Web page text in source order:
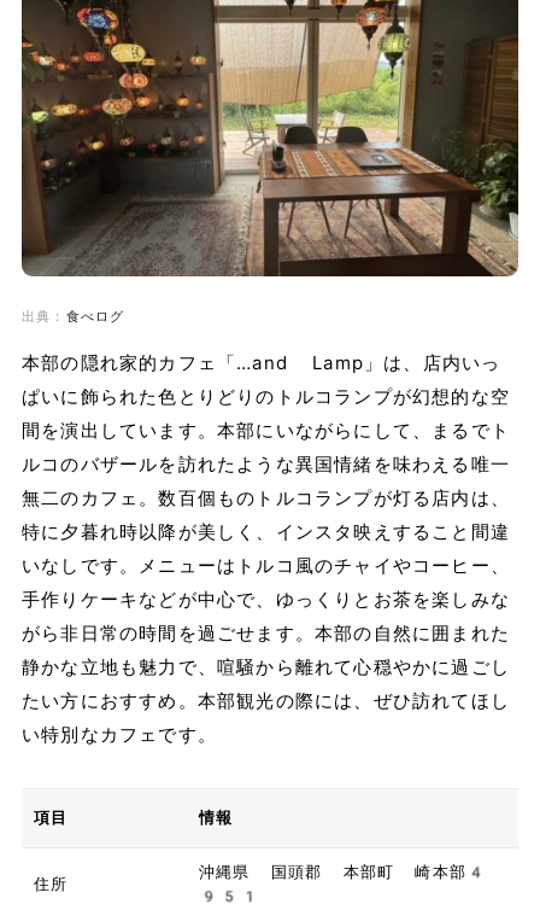
出典： 食べログ
本部の隠れ家的カフェ「…and Lamp」は、店内いっ
ぱいに飾られた色とりどりのトルコランプが幻想的な空
間を演出しています。本部にいながらにして、まるでト
ルコのバザールを訪れたような異国情緒を味わえる唯一
無二のカフェ。数百個ものトルコランプが灯る店内は、
特に夕暮れ時以降が美しく、インスタ映えすること間違
いなしです。メニューはトルコ風のチャイやコーヒー、
手作りケーキなどが中心で、ゆっくりとお茶を楽しみな
がら非日常の時間を過ごせます。本部の自然に囲まれた
静かな立地も魅力で、喧騒から離れて心穏やかに過ごし
たい方におすすめ。本部観光の際には、ぜひ訪れてほし
い特別なカフェです。
項目 情報
住所
沖縄県 国頭郡 本部町 崎本部4
951